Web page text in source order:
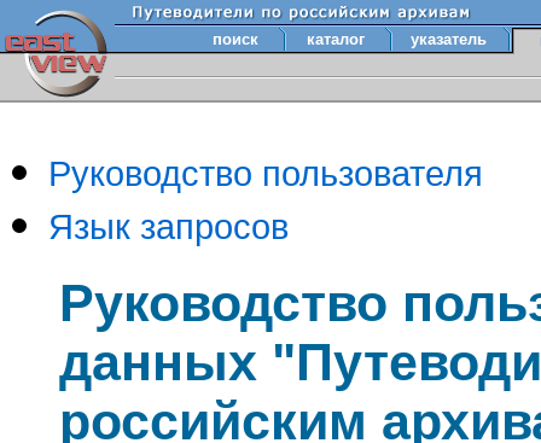
поиск каталог указатель
Руководство пользователя
Язык запросов
Руководство
данных
российским